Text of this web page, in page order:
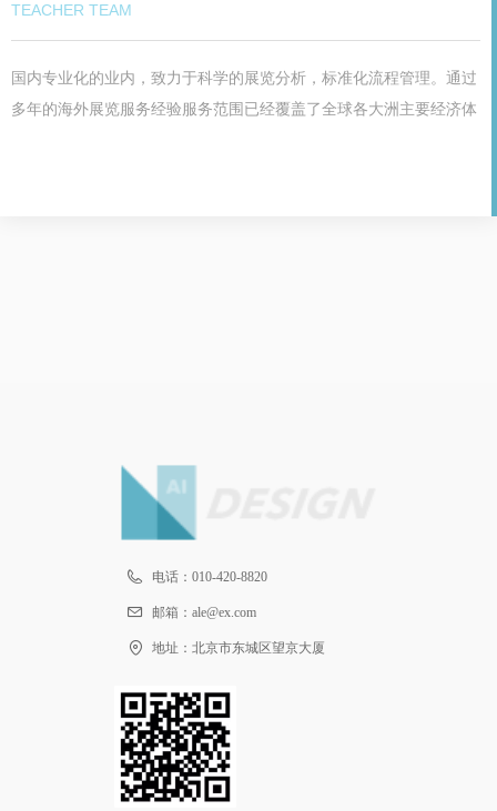
TEACHER TEAM
国内专业化的业内，致力于科学的展览分析，标准化流程管理。通过
多年的海外展览服务经验服务范围已经覆盖了全球各大洲主要经济体
电话： 010-420-8820
邮箱： ale@ex.com
地址： 北京市东城区望京大厦